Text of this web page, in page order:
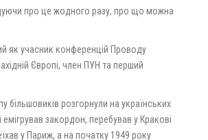
про це жодного разу, про що можна
як учасник конференцій Проводу
Європі, член ПУН та перший
більшовиків розгорнули на українських
закордон, перебував у Кракові
у Париж, а на початку 1949 року